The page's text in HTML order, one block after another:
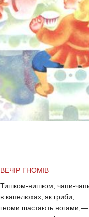
ВЕЧІР ГНОМІВ
Тишком-нишком, чапи-
в капелюхах, як гриби,
гноми шастають ногами,—